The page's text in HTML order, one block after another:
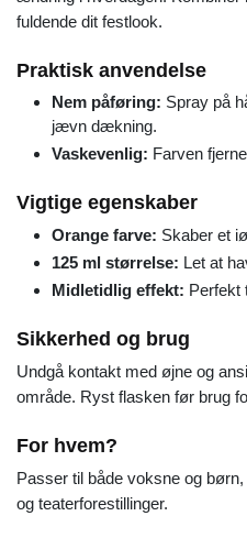
fuldende dit festlook.
Praktisk anvendelse
Nem påføring: Spray på
jævn dækning.
Vaskevenlig: Farven
Vigtige egenskaber
Orange farve: Skaber et
125 ml størrelse: Let at
Midletidlig effekt: Perfekt
Sikkerhed og brug
Undgå kontakt med øjne og
område. Ryst flasken før brug
For hvem?
Passer til både voksne og
og teaterforestillinger.